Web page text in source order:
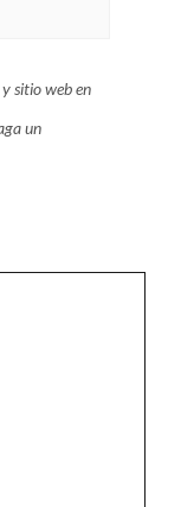
sitio web en
un